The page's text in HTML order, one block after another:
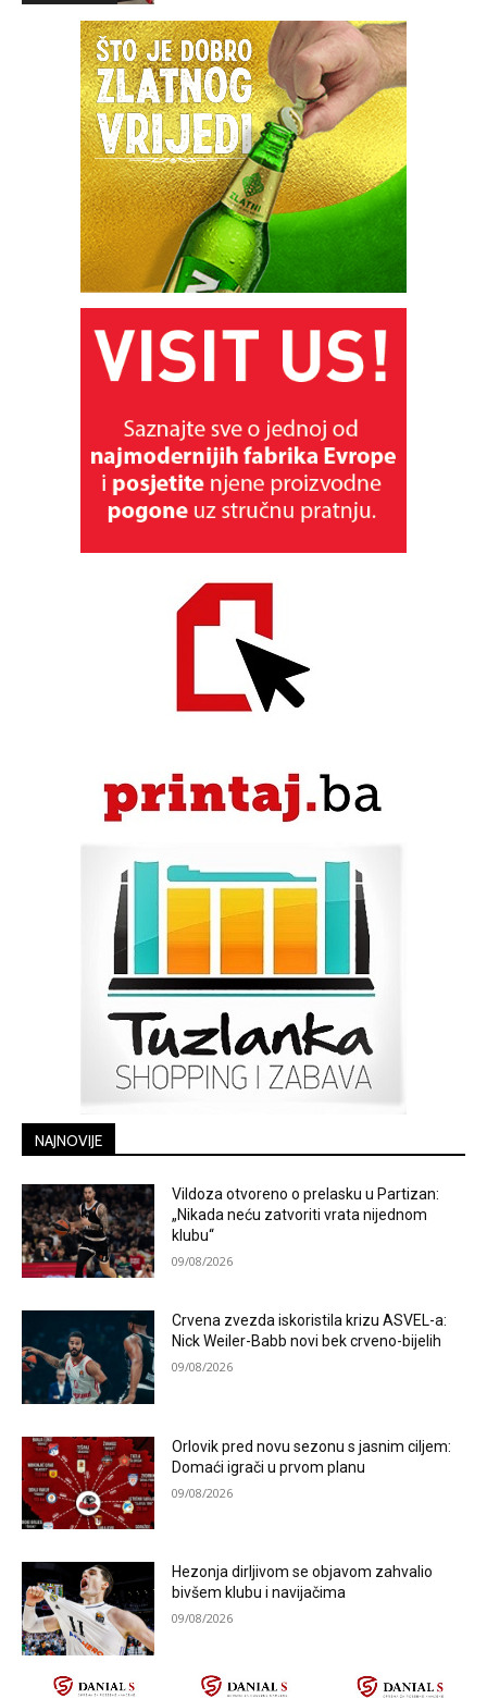
NAJNOVIJE
Vildoza otvoreno o prelasku u Partizan:
„Nikada neću zatvoriti vrata nijednom
klubu“
09/08/2026
Crvena zvezda iskoristila krizu ASVEL-a:
Nick Weiler-Babb novi bek crveno-bijelih
09/08/2026
Orlovik pred novu sezonu s jasnim ciljem:
Domaći igrači u prvom planu
09/08/2026
Hezonja dirljivom se objavom zahvalio
bivšem klubu i navijačima
09/08/2026